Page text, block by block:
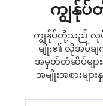
ကျွန်ုပ်
ကျွန်ုပ်တို့သည် လုပ်
မျိုး၏ လိုအပ်ချ
အမှတ်တံဆိပ်များ
အမျိုးအစားမျာ